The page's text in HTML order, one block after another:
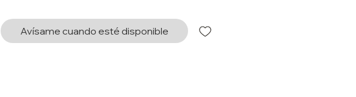
Avísame cuando esté disponible